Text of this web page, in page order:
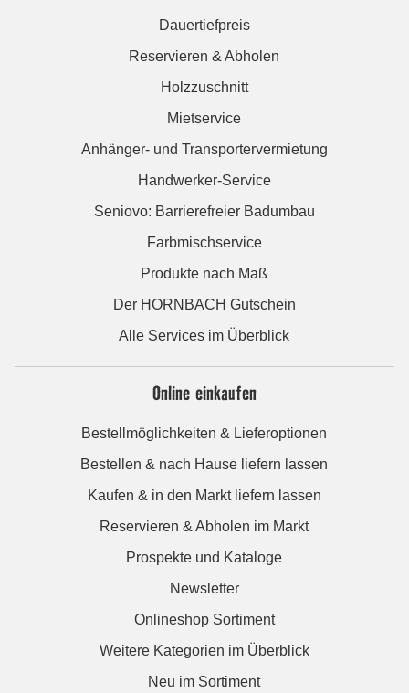
Dauertiefpreis
Reservieren & Abholen
Holzzuschnitt
Mietservice
Anhänger- und Transportervermietung
Handwerker-Service
Seniovo: Barrierefreier Badumbau
Farbmischservice
Produkte nach Maß
Der HORNBACH Gutschein
Alle Services im Überblick
Online einkaufen
Bestellmöglichkeiten & Lieferoptionen
Bestellen & nach Hause liefern lassen
Kaufen & in den Markt liefern lassen
Reservieren & Abholen im Markt
Prospekte und Kataloge
Newsletter
Onlineshop Sortiment
Weitere Kategorien im Überblick
Neu im Sortiment